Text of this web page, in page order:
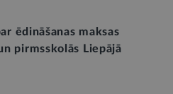
ēdināšanas maksas
pirmsskolās Liepājā